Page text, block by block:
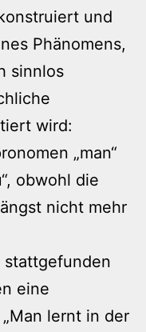
und
Phänomens,
sinnlos
wird:
„man“
obwohl die
nicht mehr
stattgefunden
eine
lernt in der